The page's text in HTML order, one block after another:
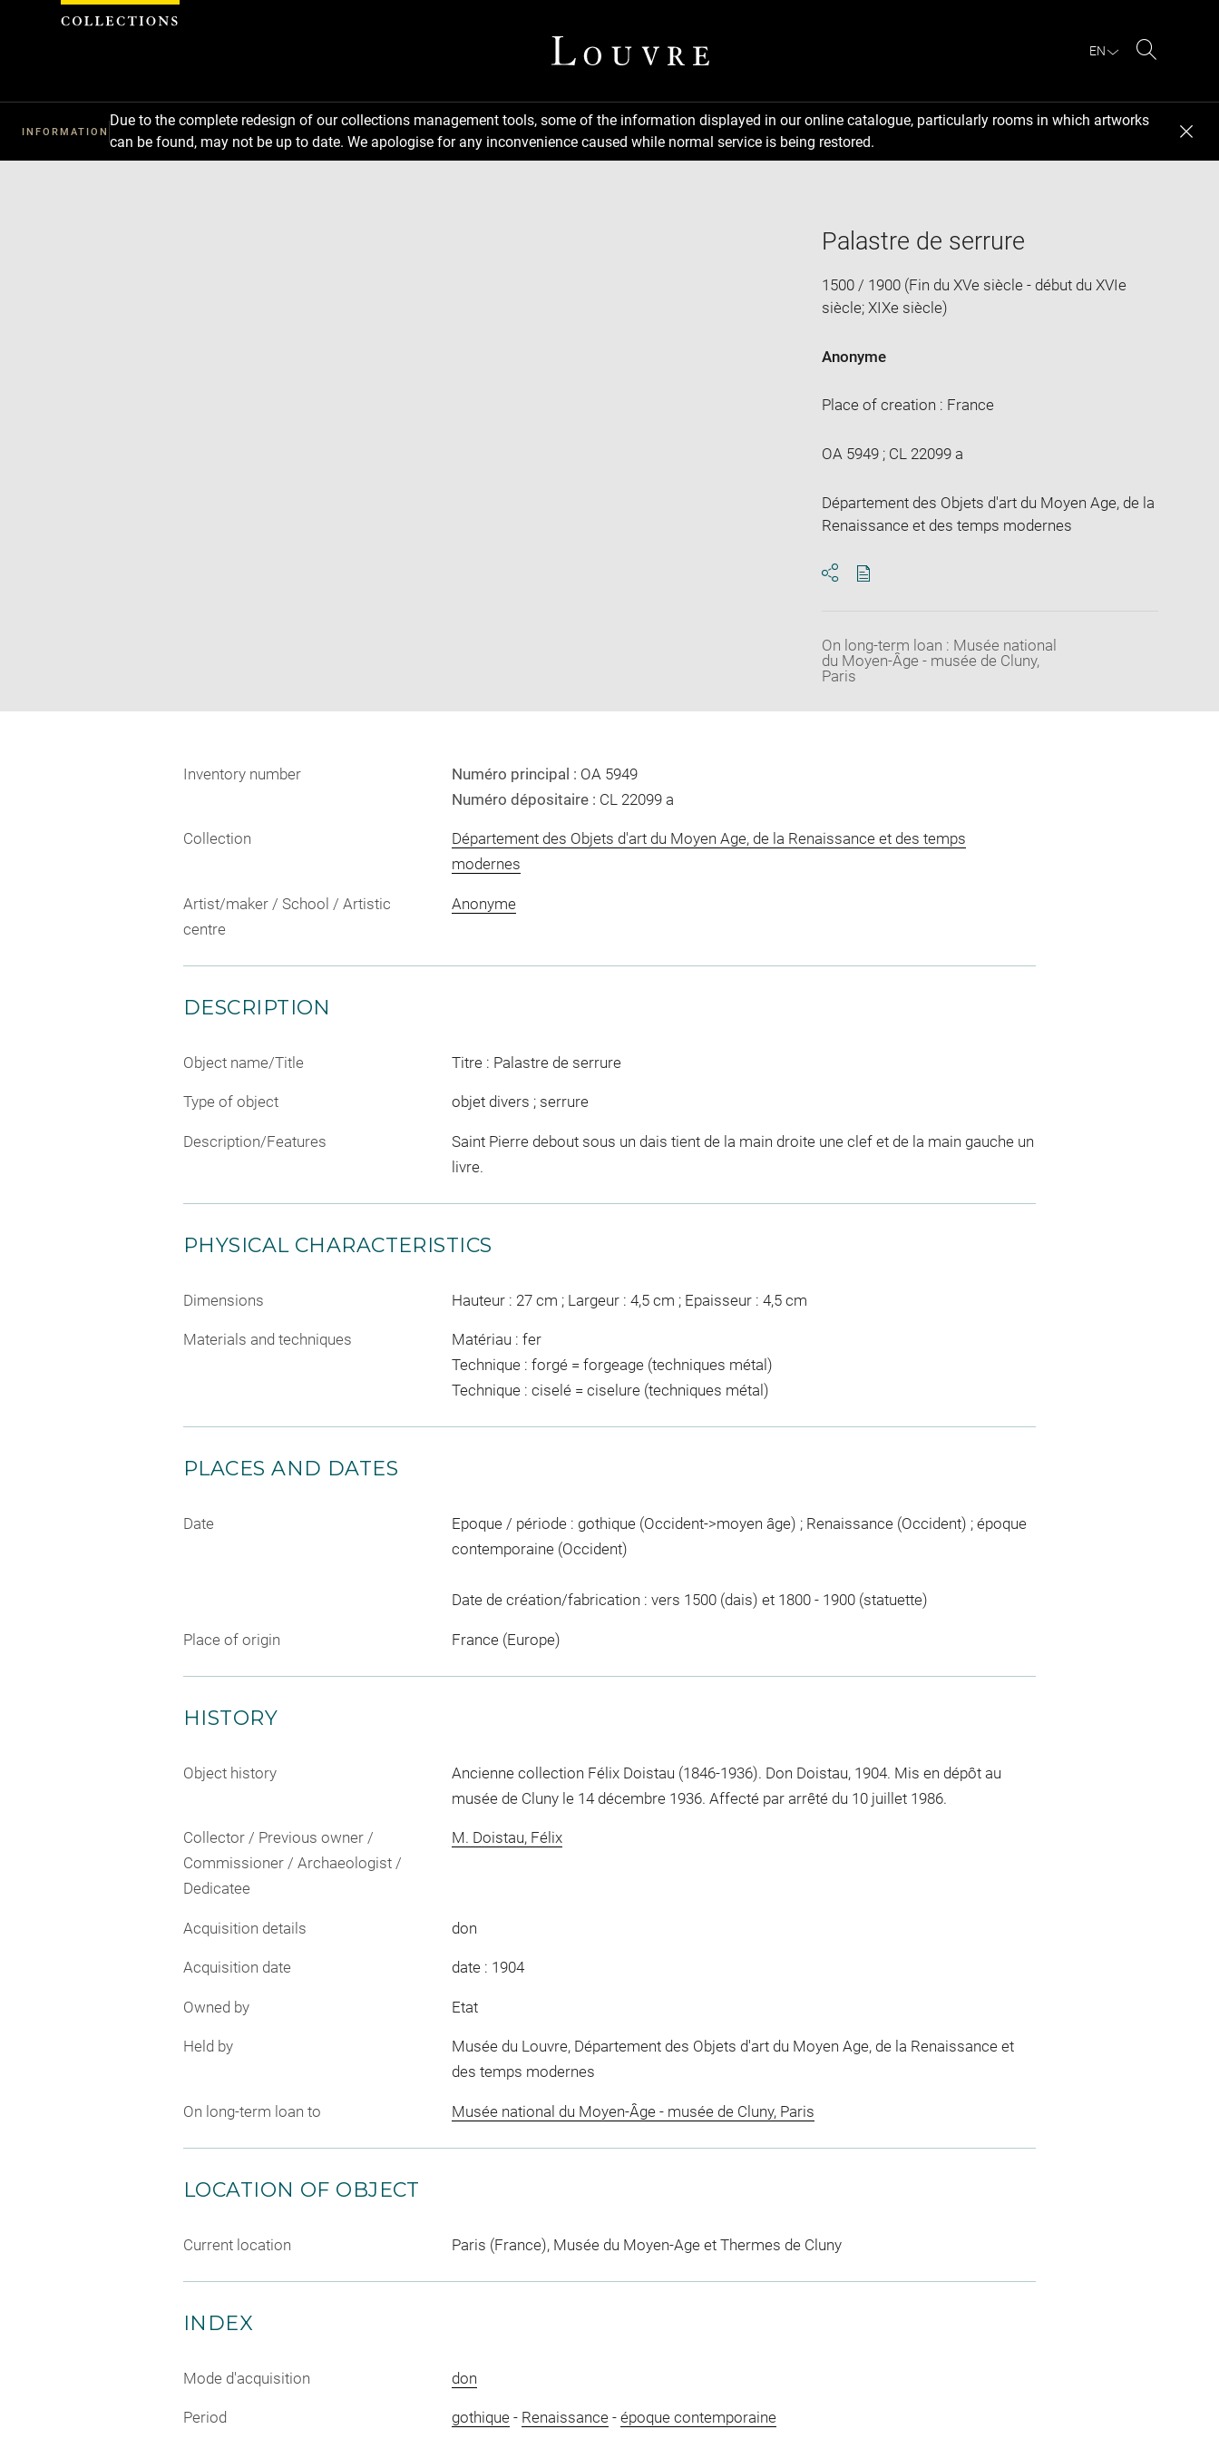
EN
INFORMATION
Due to the complete redesign of our collections management tools, some of the information displayed in our online catalogue, particularly rooms in which artworks
can be found, may not be up to date. We apologise for any inconvenience caused while normal service is being restored.
Palastre de serrure
1500 / 1900 (Fin du XVe siècle - début du XVIe
siècle; XIXe siècle)
Anonyme
Place of creation : France
OA 5949 ; CL 22099 a
Département des Objets d'art du Moyen Age, de la
Renaissance et des temps modernes
On long-term loan : Musée national
du Moyen-Âge - musée de Cluny,
Paris
Inventory number Numéro principal : OA 5949
Numéro dépositaire : CL 22099 a
Collection
Département des Objets d'art du Moyen Age, de la Renaissance et des temps
modernes
Artist/maker / School / Artistic
centre
Anonyme
DESCRIPTION
Object name/Title Titre : Palastre de serrure
Type of object objet divers ; serrure
Description/Features
Saint Pierre debout sous un dais tient de la main droite une clef et de la main gauche un
livre.
PHYSICAL CHARACTERISTICS
Dimensions Hauteur : 27 cm ; Largeur : 4,5 cm ; Epaisseur : 4,5 cm
Materials and techniques
Matériau : fer
Technique : forgé = forgeage (techniques métal)
Technique : ciselé = ciselure (techniques métal)
PLACES AND DATES
Date
Epoque / période : gothique (Occident->moyen âge) ; Renaissance (Occident) ; époque
contemporaine (Occident)
Date de création/fabrication : vers 1500 (dais) et 1800 - 1900 (statuette)
Place of origin France (Europe)
HISTORY
Object history
Ancienne collection Félix Doistau (1846-1936). Don Doistau, 1904. Mis en dépôt au
musée de Cluny le 14 décembre 1936. Affecté par arrêté du 10 juillet 1986.
Collector / Previous owner /
Commissioner / Archaeologist /
Dedicatee
M. Doistau, Félix
Acquisition details don
Acquisition date date : 1904
Owned by Etat
Held by
Musée du Louvre, Département des Objets d'art du Moyen Age, de la Renaissance et
des temps modernes
On long-term loan to Musée national du Moyen-Âge - musée de Cluny, Paris
LOCATION OF OBJECT
Current location Paris (France), Musée du Moyen-Age et Thermes de Cluny
INDEX
Mode d'acquisition don
Period gothique- Renaissance- époque contemporaine
Cookies management panel